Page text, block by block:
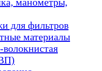
для фильтров
материалы
волокнистая